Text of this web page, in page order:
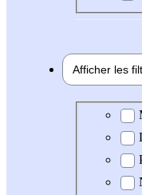
Afficher les